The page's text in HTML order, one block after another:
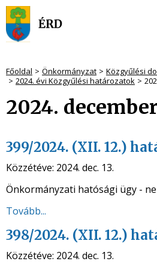
Főoldal Önkormányzat Közgyűlési
2024. évi Közgyűlési határozatok
2024.
399/2024. (XII. 12.)
Közzétéve: 2024. dec. 13.
Önkormányzati hatósági ügy -
Tovább...
398/2024. (XII. 12.)
Közzétéve: 2024. dec. 13.